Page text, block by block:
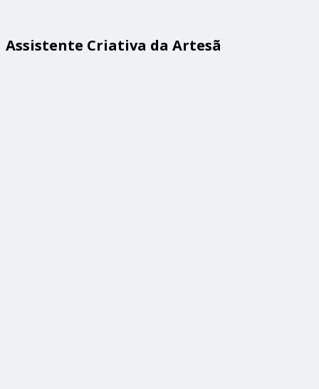
Assistente Criativa da Artesã